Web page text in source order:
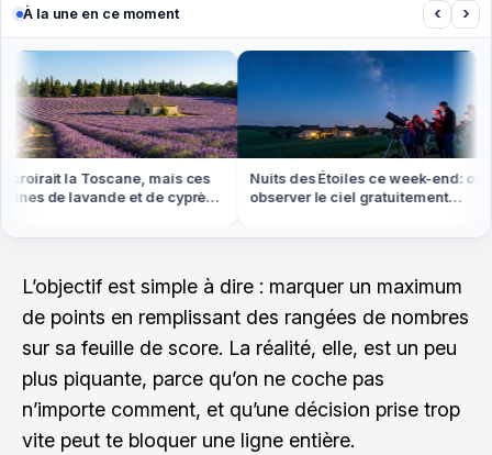
À la une en ce moment ‹ ›
la Toscane, mais ces
de lavande et de cyprès
Nuits des Étoiles ce week-end: où
observer le ciel gratuitement
L’objectif est simple à dire : marquer un maximum
de points en remplissant des rangées de nombres
sur sa feuille de score. La réalité, elle, est un peu
plus piquante, parce qu’on ne coche pas
n’importe comment, et qu’une décision prise trop
vite peut te bloquer une ligne entière.